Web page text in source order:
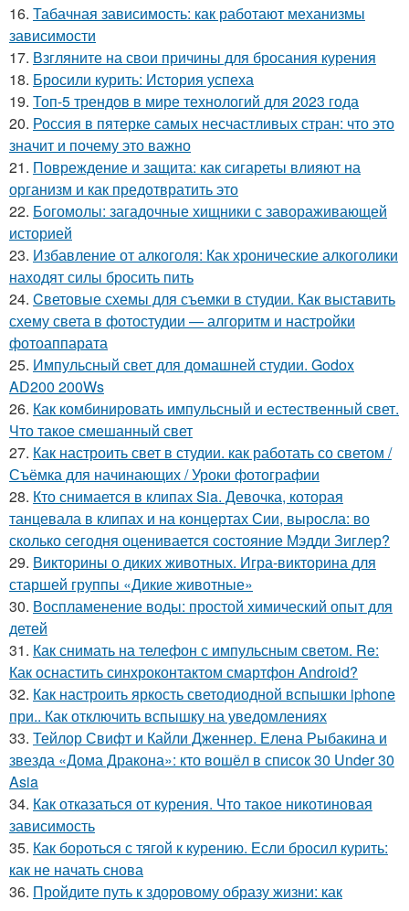
16. Табачная зависимость: как работают механизмы
зависимости
17. Взгляните на свои причины для бросания курения
18. Бросили курить: История успеха
19. Топ-5 трендов в мире технологий для 2023 года
20. Россия в пятерке самых несчастливых стран: что это
значит и почему это важно
21. Повреждение и защита: как сигареты влияют на
организм и как предотвратить это
22. Богомолы: загадочные хищники с завораживающей
историей
23. Избавление от алкоголя: Как хронические алкоголики
находят силы бросить пить
24. Cветовые схемы для съемки в студии. Как выставить
схему света в фотостудии — алгоритм и настройки
фотоаппарата
25. Импульсный свет для домашней студии. Godox
AD200 200Ws
26. Как комбинировать импульсный и естественный свет.
Что такое смешанный свет
27. Как настроить свет в студии. как работать со светом /
Съёмка для начинающих / Уроки фотографии
28. Кто снимается в клипах Sia. Девочка, которая
танцевала в клипах и на концертах Сии, выросла: во
сколько сегодня оценивается состояние Мэдди Зиглер?
29. Викторины о диких животных. Игра-викторина для
старшей группы «Дикие животные»
30. Воспламенение воды: простой химический опыт для
детей
31. Как снимать на телефон с импульсным светом. Re:
Как оснастить синхроконтактом смартфон Android?
32. Как настроить яркость светодиодной вспышки iphone
при.. Как отключить вспышку на уведомлениях
33. Тейлор Свифт и Кайли Дженнер. Елена Рыбакина и
звезда «Дома Дракона»: кто вошёл в список 30 Under 30
Asia
34. Как отказаться от курения. Что такое никотиновая
зависимость
35. Как бороться с тягой к курению. Если бросил курить:
как не начать снова
36. Пройдите путь к здоровому образу жизни: как